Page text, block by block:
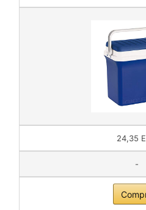
24,35
-